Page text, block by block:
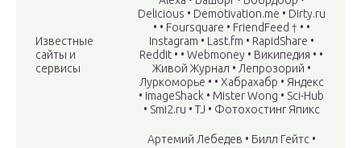
Известные
сайты и
сервисы
Delicious • Demotivation.me • Dirty.ru
• • Foursquare • FriendFeed † • •
Instagram • Last.fm • RapidShare •
Reddit • • Webmoney • Википедия • •
Живой Журнал • Лепрозорий •
Луркоморье • • Хабрахабр • Яндекс
• ImageShack • Mister Wong • Sci-Hub
• Smi2.ru • TJ • Фотохостинг Япикс
Артемий Лебедев • Билл Гейтс •